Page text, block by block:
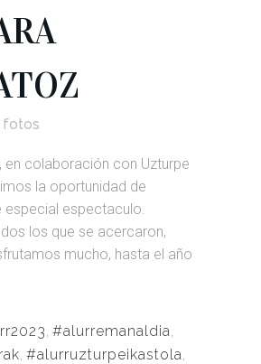
fotos
en colaboración con Uzturpe
la oportunidad de
espectaculo.
los que se acercaron,
mucho, hasta el año
#alurremanaldia
#alurruzturpeikastola